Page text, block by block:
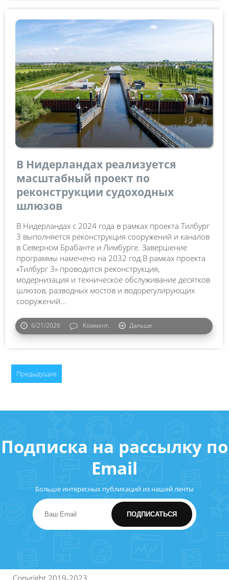
В Нидерландах реализуется
масштабный проект по
реконструкции судоходных
шлюзов
В Нидерландах с 2024 года в рамках проекта Тилбург
3 выполняется реконструкция сооружений и каналов
в Северном Брабанте и Лимбурге. Завершение
программы намечено на 2032 год.В рамках проекта
«Тилбург 3» проводится реконструкция,
модернизация и техническое обслуживание десятков
шлюзов, разводных мостов и водорегулирующих
сооружений...
6/21/2026 Коммент. Дальше
Предыдущие
Подписка на рассылку по
Email
Больше интересных публикаций из нашей ленты
Copyright 2019-2023.